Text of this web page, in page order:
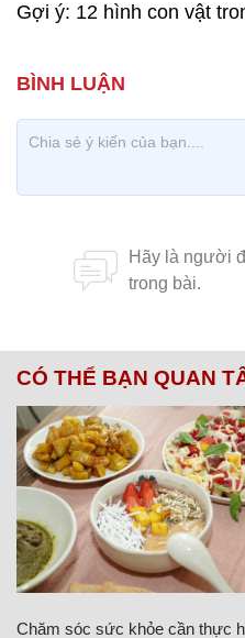
Gợi ý: 12 hình con vật
CÓ THỂ BẠN QUAN
Chăm sóc sức khỏe cần thực